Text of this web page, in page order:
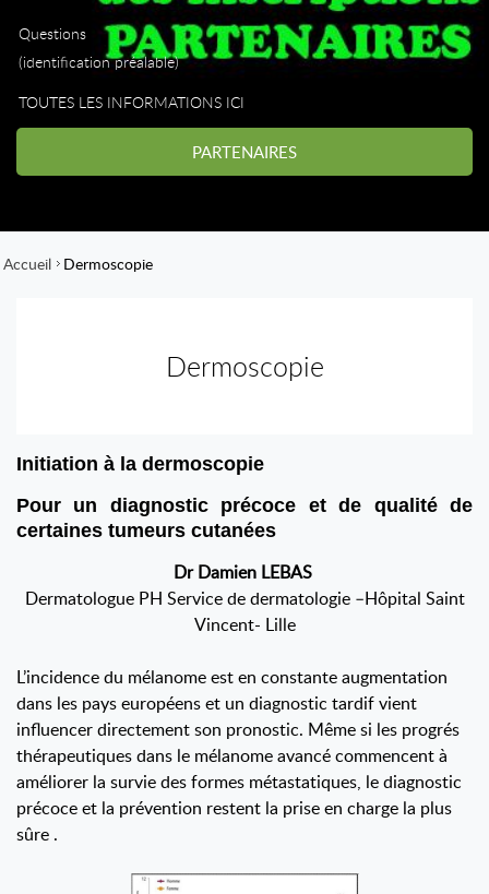
Questions
(identification préalable)
TOUTES LES INFORMATIONS ICI
PARTENAIRES
Accueil Dermoscopie
Dermoscopie
Initiation à la dermoscopie
Pour un diagnostic précoce et de qualité de
certaines tumeurs cutanées
Dr Damien LEBAS
Dermatologue PH Service de dermatologie –Hôpital Saint
Vincent- Lille
L’incidence du mélanome est en constante augmentation
dans les pays européens et un diagnostic tardif vient
influencer directement son pronostic. Même si les progrés
thérapeutiques dans le mélanome avancé commencent à
améliorer la survie des formes métastatiques, le diagnostic
précoce et la prévention restent la prise en charge la plus
sûre .